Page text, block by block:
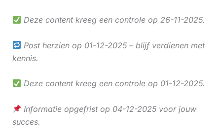
Deze content kreeg een controle op 26-11-2025.
Post herzien op 01-12-2025 – blijf verdienen met
kennis.
Deze content kreeg een controle op 01-12-2025.
Informatie opgefrist op 04-12-2025 voor jouw
succes.